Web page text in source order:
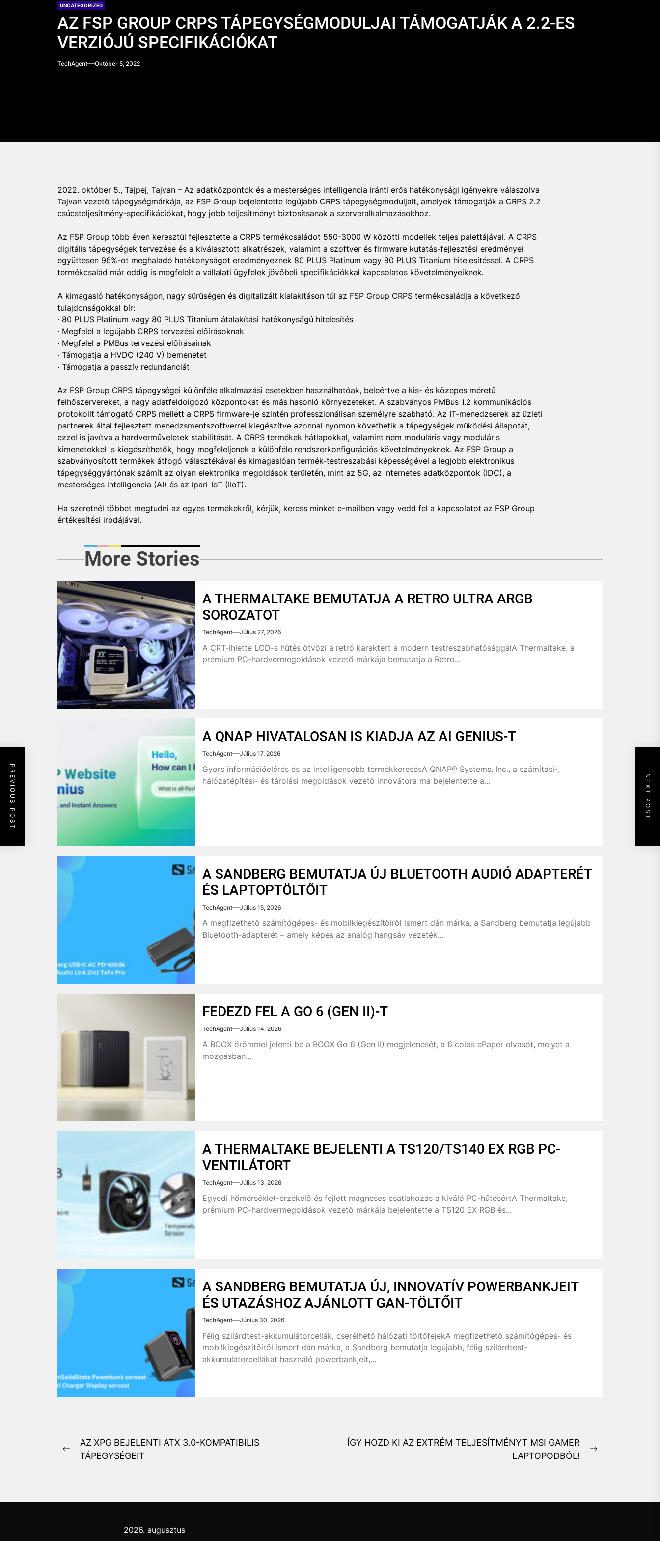
UNCATEGORIZED
AZ FSP GROUP CRPS TÁPEGYSÉGMODULJAI TÁMOGATJÁK A 2.2-ES
VERZIÓJÚ SPECIFIKÁCIÓKAT
TechAgent Október 5, 2022
2022. október 5., Tajpej, Tajvan – Az adatközpontok és a mesterséges intelligencia iránti erős hatékonysági igényekre válaszolva
Tajvan vezető tápegységmárkája, az FSP Group bejelentette legújabb CRPS tápegységmoduljait, amelyek támogatják a CRPS 2.2
csúcsteljesítmény-specifikációkat, hogy jobb teljesítményt biztosítsanak a szerveralkalmazásokhoz.
Az FSP Group több éven keresztül fejlesztette a CRPS termékcsaládot 550-3000 W közötti modellek teljes palettájával. A CRPS
digitális tápegységek tervezése és a kiválasztott alkatrészek, valamint a szoftver és firmware kutatás-fejlesztési eredményei
együttesen 96%-ot meghaladó hatékonyságot eredményeznek 80 PLUS Platinum vagy 80 PLUS Titanium hitelesítéssel. A CRPS
termékcsalád már eddig is megfelelt a vállalati ügyfelek jövőbeli specifikációkkal kapcsolatos követelményeiknek.
A kimagasló hatékonyságon, nagy sűrűségen és digitalizált kialakításon túl az FSP Group CRPS termékcsaládja a következő
tulajdonságokkal bír:
· 80 PLUS Platinum vagy 80 PLUS Titanium átalakítási hatékonyságú hitelesítés
· Megfelel a legújabb CRPS tervezési előírásoknak
· Megfelel a PMBus tervezési előírásainak
· Támogatja a HVDC (240 V) bemenetet
· Támogatja a passzív redundanciát
Az FSP Group CRPS tápegységei különféle alkalmazási esetekben használhatóak, beleértve a kis- és közepes méretű
felhőszervereket, a nagy adatfeldolgozó központokat és más hasonló környezeteket. A szabványos PMBus 1.2 kommunikációs
protokollt támogató CRPS mellett a CRPS firmware-je szintén professzionálisan személyre szabható. Az IT-menedzserek az üzleti
partnerek által fejlesztett menedzsmentszoftverrel kiegészítve azonnal nyomon követhetik a tápegységek működési állapotát,
ezzel is javítva a hardverműveletek stabilitását. A CRPS termékek hátlapokkal, valamint nem moduláris vagy moduláris
kimenetekkel is kiegészíthetők, hogy megfeleljenek a különféle rendszerkonfigurációs követelményeknek. Az FSP Group a
szabványosított termékek átfogó választékával és kimagaslóan termék-testreszabási képességével a legjobb elektronikus
tápegységgyártónak számít az olyan elektronika megoldások területén, mint az 5G, az internetes adatközpontok (IDC), a
mesterséges intelligencia (AI) és az ipari-IoT (IIoT).
Ha szeretnél többet megtudni az egyes termékekről, kérjük, keress minket e-mailben vagy vedd fel a kapcsolatot az FSP Group
értékesítési irodájával.
PREVIOUS POST NEXT POST
More Stories
A THERMALTAKE BEMUTATJA A RETRO ULTRA ARGB
SOROZATOT
TechAgent Július 27, 2026
A CRT-ihlette LCD-s hűtés ötvözi a retró karaktert a modern testreszabhatósággalA Thermaltake, a
prémium PC-hardvermegoldások vezető márkája bemutatja a Retro...
A QNAP HIVATALOSAN IS KIADJA AZ AI GENIUS-T
TechAgent Július 17, 2026
Gyors információelérés és az intelligensebb termékkeresésA QNAP® Systems, Inc., a számítási-,
hálózatépítési- és tárolási megoldások vezető innovátora ma bejelentette a...
A SANDBERG BEMUTATJA ÚJ BLUETOOTH AUDIÓ ADAPTERÉT
ÉS LAPTOPTÖLTŐIT
TechAgent Július 15, 2026
A megfizethető számítógépes- és mobilkiegészítőiről ismert dán márka, a Sandberg bemutatja legújabb
Bluetooth-adapterét – amely képes az analóg hangsáv vezeték...
FEDEZD FEL A GO 6 (GEN II)-T
TechAgent Július 14, 2026
A BOOX örömmel jelenti be a BOOX Go 6 (Gen II) megjelenését, a 6 colos ePaper olvasót, melyet a
mozgásban...
A THERMALTAKE BEJELENTI A TS120/TS140 EX RGB PC-
VENTILÁTORT
TechAgent Július 13, 2026
Egyedi hőmérséklet-érzékelő és fejlett mágneses csatlakozás a kiváló PC-hűtésértA Thermaltake,
prémium PC-hardvermegoldások vezető márkája bejelentette a TS120 EX RGB és...
A SANDBERG BEMUTATJA ÚJ, INNOVATÍV POWERBANKJEIT
ÉS UTAZÁSHOZ AJÁNLOTT GAN-TÖLTŐIT
TechAgent Június 30, 2026
Félig szilárdtest-akkumulátorcellák, cserélhető hálózati töltőfejekA megfizethető számítógépes- és
mobilkiegészítőiről ismert dán márka, a Sandberg bemutatja legújabb, félig szilárdtest-
akkumulátorcellákat használó powerbankjeit,...
Bejegyzés
navigáció
Previous
AZ XPG BEJELENTI ATX 3.0-KOMPATIBILIS
TÁPEGYSÉGEIT
ÍGY HOZD KI AZ EXTRÉM TELJESÍTMÉNYT MSI GAMER
LAPTOPODBÓL!
2026. augusztus